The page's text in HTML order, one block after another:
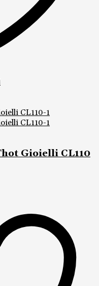
Gioielli CL110